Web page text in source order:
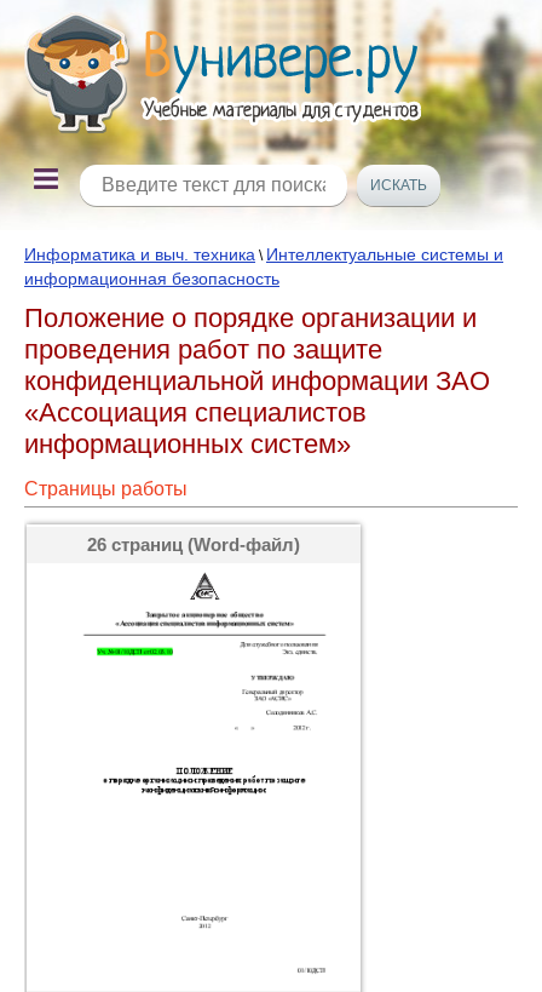
Информатика и выч. техника \ Интеллектуальные системы и
информационная безопасность
Положение о порядке организации и
проведения работ по защите
конфиденциальной информации ЗАО
«Ассоциация специалистов
информационных систем»
Страницы работы
26 страниц (Word-файл)